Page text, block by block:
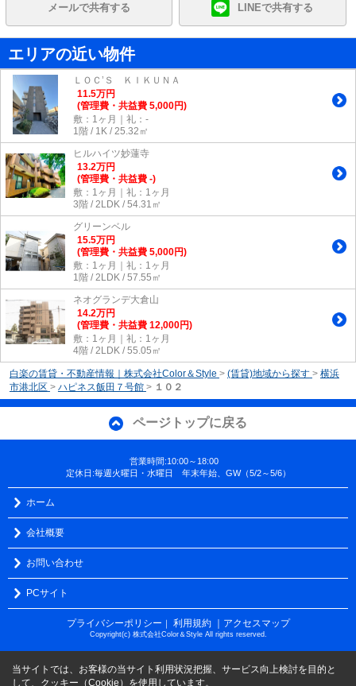
メールで共有する LINEで共有する
エリアの近い物件
ＬＯＣ’Ｓ ＫＩＫＵＮＡ
11.5万円
(管理費・共益費 5,000円)
敷：1ヶ月｜礼：-
1階 / 1K / 25.32㎡
ヒルハイツ妙蓮寺
13.2万円
(管理費・共益費 -)
敷：1ヶ月｜礼：1ヶ月
3階 / 2LDK / 54.31㎡
グリーンベル
15.5万円
(管理費・共益費 5,000円)
敷：1ヶ月｜礼：1ヶ月
1階 / 2LDK / 57.55㎡
ネオグランデ大倉山
14.2万円
(管理費・共益費 12,000円)
敷：1ヶ月｜礼：1ヶ月
4階 / 2LDK / 55.05㎡
白楽の賃貸・不動産情報｜株式会社Color＆Style > (賃貸)地域から探す > 横浜
市港北区 > ハピネス飯田７号館 > １０２
ページトップに戻る
営業時間:10:00～18:00
定休日:毎週火曜日・水曜日 年末年始、GW（5/2～5/6）
ホーム
会社概要
お問い合わせ
PCサイト
プライバシーポリシー ｜ 利用規約 ｜アクセスマップ
Copyright(c) 株式会社Color＆Style All rights reserved.
当サイトでは、お客様の当サイト利用状況把握、サービス向上検討を目的と
して、クッキー（Cookie）を使用しています。